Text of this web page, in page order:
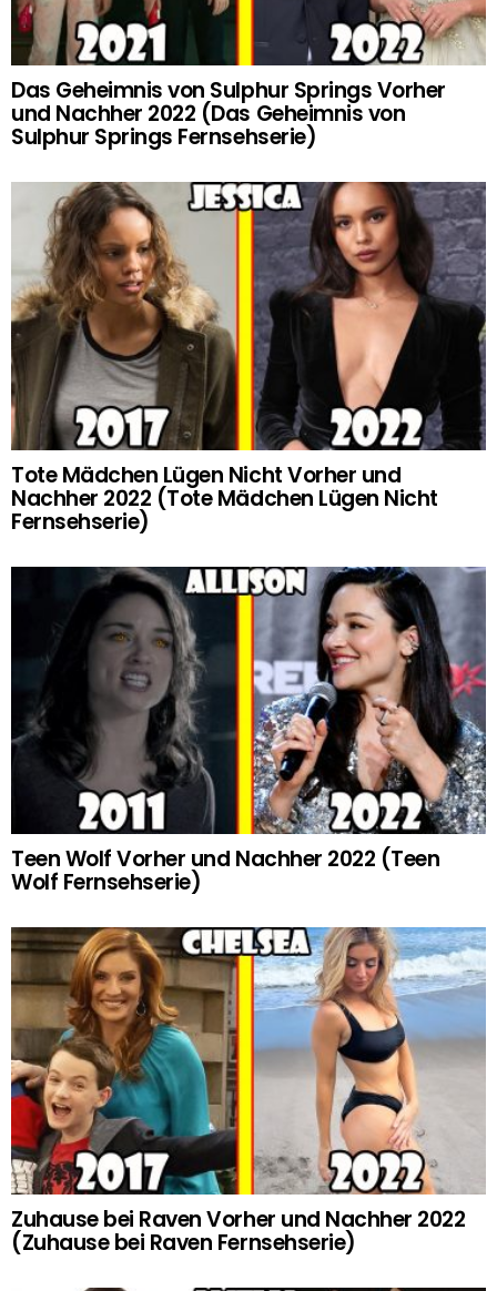
Das Geheimnis von Sulphur Springs Vorher
und Nachher 2022 (Das Geheimnis von
Sulphur Springs Fernsehserie)
Tote Mädchen Lügen Nicht Vorher und
Nachher 2022 (Tote Mädchen Lügen Nicht
Fernsehserie)
Teen Wolf Vorher und Nachher 2022 (Teen
Wolf Fernsehserie)
Zuhause bei Raven Vorher und Nachher 2022
(Zuhause bei Raven Fernsehserie)